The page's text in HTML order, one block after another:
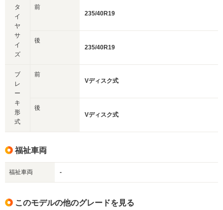
タ
イ
ヤ
サ
イ
ズ
前
235/40R19
後
235/40R19
ブ
レ
ー
キ
形
式
前
Vディスク式
後
Vディスク式
福祉車両
福祉車両 -
このモデルの他のグレードを見る